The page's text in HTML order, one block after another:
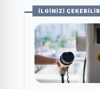
İLGİNİZİ ÇEKEBİLİR